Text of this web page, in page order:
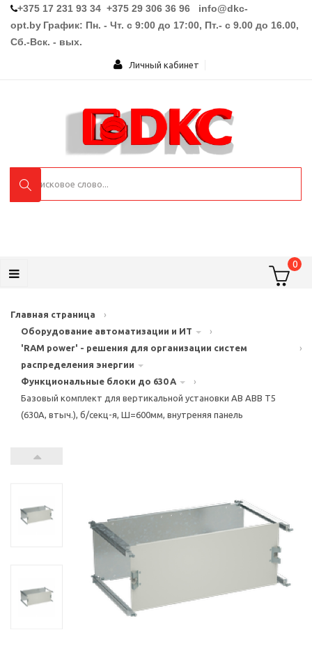
+375 17 231 93 34 +375 29 306 36 96 info@dkc-
opt.by График: Пн. - Чт. с 9:00 до 17:00, Пт.- с 9.00 до 16.00,
Сб.-Вск. - вых.
Личный кабинет
0
Главная страница
›
Оборудование автоматизации и ИТ
›
'RAM power' - решения для организации систем
распределения энергии
›
Функциональные блоки до 630 А
›
Базовый комплект для вертикальной установки АВ ABB T5
(630A, втыч.), б/секц-я, Ш=600мм, внутреняя панель